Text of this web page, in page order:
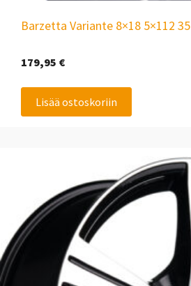
Barzetta Variante 8×18 5×112 35
179,95 €
Lisää ostoskoriin